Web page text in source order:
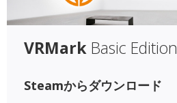
VRMark Basic Edition
Steamからダウンロード